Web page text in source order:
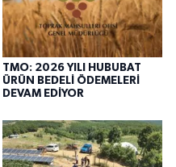
TMO: 2026 YILI HUBUBAT
ÜRÜN BEDELİ ÖDEMELERİ
DEVAM EDİYOR